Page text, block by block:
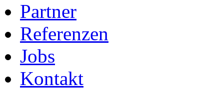
Partner
Referenzen
Jobs
Kontakt